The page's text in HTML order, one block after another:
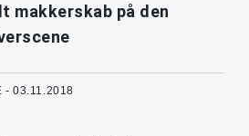
makkerskab på den
- 03.11.2018